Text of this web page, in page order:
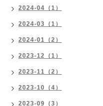
2024-04（1）
2024-03（1）
2024-01（2）
2023-12（1）
2023-11（2）
2023-10（4）
2023-09（3）